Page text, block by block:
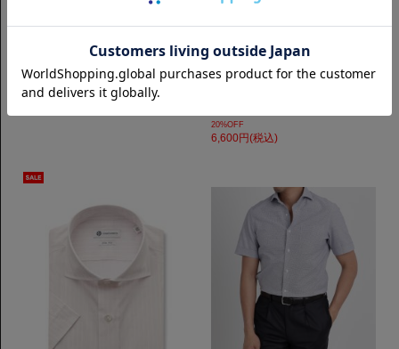
半袖 レノクロス｜ホワイト
7,700円(税込)
ショートスリーブ
半袖 Horizontal 100番手双糸タイ
20%OFF
6,600円(税込)